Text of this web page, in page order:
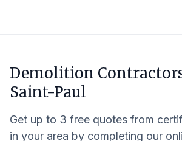
Demolition
Saint-Paul
Get up to 3 free quotes from
in your area by completing our